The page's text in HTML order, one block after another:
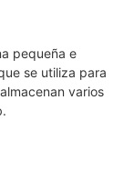
pequeña e
se utiliza para
varios